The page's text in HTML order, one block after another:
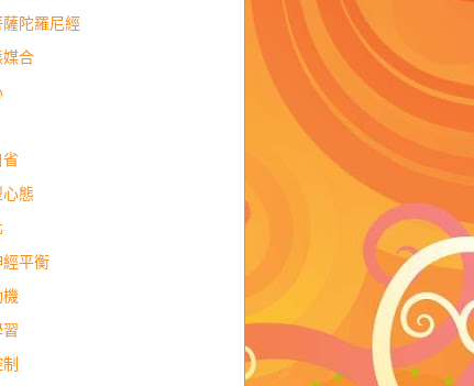
陀羅尼經
媒合
態
經平衡
機
習